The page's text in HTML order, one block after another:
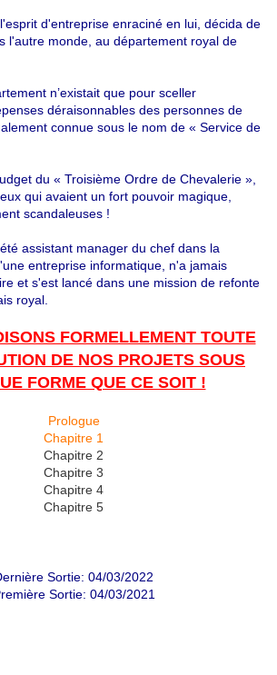
d'entreprise enraciné en lui, décida de
l'autre monde, au département royal de
n’existait que pour sceller
déraisonnables des personnes de
connue sous le nom de « Service de
du « Troisième Ordre de Chevalerie »,
qui avaient un fort pouvoir magique,
scandaleuses !
assistant manager du chef dans la
entreprise informatique, n'a jamais
et s'est lancé dans une mission de refonte
royal.
FORMELLEMENT TOUTE
DE NOS PROJETS SOUS
FORME QUE CE SOIT !
Prologue
Chapitre 1
Chapitre 2
Chapitre 3
Chapitre 4
Chapitre 5
Sortie: 04/03/2022
Sortie: 04/03/2021